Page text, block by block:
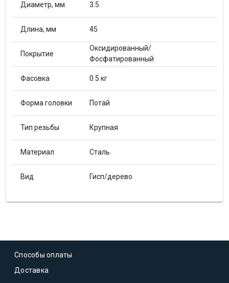
Диаметр, мм 3.5
Длина, мм 45
Покрытие
Оксидированный/
Фосфатированный
Фасовка 0.5 кг
Форма головки Потай
Тип резьбы Крупная
Материал Сталь
Вид Гисп/дерево
Способы оплаты
Доставка